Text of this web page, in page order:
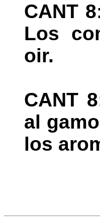
CANT
Los
oir.
CANT
al
los